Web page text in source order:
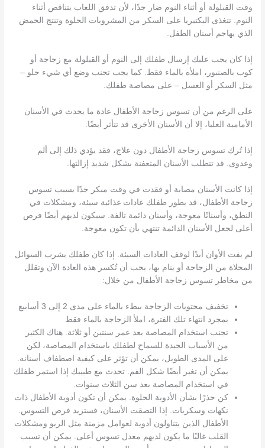
وقت القيلولة أو أثناء النوم ضار جدًا، لأن تدفق اللعاب يتناقص أثناء
النوم. تتغذى البكتيريا على السكر من المشروبات الحلوة وتنتج الحمض
الذي يهاجم أسنان الطفل.
إذا كان يجب عليك إرسال طفلك إلى النوم أو القيلولة مع زجاجة أو
كوب بالصنبور، املأه بالماء فقط. كما يجب تجنب وضع أي شيء حلو –
مثل السكر أو العسل – على مصاصة طفلك.
على الرغم من أن تسوس زجاجة الأطفال عادة ما يحدث في الأسنان
الأمامية العليا، إلا أن الأسنان الأخرى قد تتأثر أيضًا.
إذا تُرك تسوس زجاجة الأطفال دون علاج، فقد يؤدي ذلك إلى ألم
وعدوى. قد تتطلب الأسنان المتعفنة بشكل شديد إزالتها.
إذا كانت الأسنان مصابة أو فقدت في وقت مبكر جدًا بسبب تسوس
زجاجة الأطفال، قد يطور طفلك عادات غذائية سيئة، ومشكلات في
النطق، وأسنانًا معوجة، وأسنان دائمة تالفة. سيكون لديهم أيضًا فرص
أعلى لجعل الأسنان الدائمة تنتهي بأن تكون معوجة.
لم يفت الأوان أبدًا لوقف العادات السيئة. إذا كان طفلك يشرب السوائل
المحلاة من الزجاجة أو ينام بها، يجب أن تُكسر هذه العادة الآن وتقلل
من مخاطر تسوس زجاجة الأطفال من خلال:
تخفيف محتويات الزجاجة ببطء بالماء على مدى 2 إلى 3 أسابيع
بمجرد انتهاء تلك الفترة، املأ الزجاجة بالماء فقط
تجنب استخدام المصاصة بعد عمر سنتين أو ثلاثة. هناك الكثير
من الأسباب الجيدة للسماح لطفلك باستخدام المصاصة، لكن
على المدى الطويل، يمكن أن تؤثر على كيفية اصطفاف أسنانه.
يمكن أن تغير أيضًا شكل الفم. تحدث مع طبيبك إذا استمر طفلك
في استخدام المصاصة بعد سن الثلاث سنوات.
كن حذرًا بشأن الأدوية الحلوة. يمكن أن تكون أدوية الأطفال ذات
نكهات وسكريات. إذا التصقت الأسنان، فستزيد فرص التسوس.
الأطفال الذين يتناولون أدوية لعوامل مزمنة مثل الربو ومشكلات
القلب غالبًا ما يكون لديهم معدل تسوس أعلى. يمكن أن تسبب